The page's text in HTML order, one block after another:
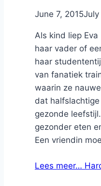
ByNicole
June 7, 2015July
Als kind liep
haar vader of
haar
van fanatiek
waarin ze
dat
gezonde
gezonder eten
Een vriendin
Lees meer…